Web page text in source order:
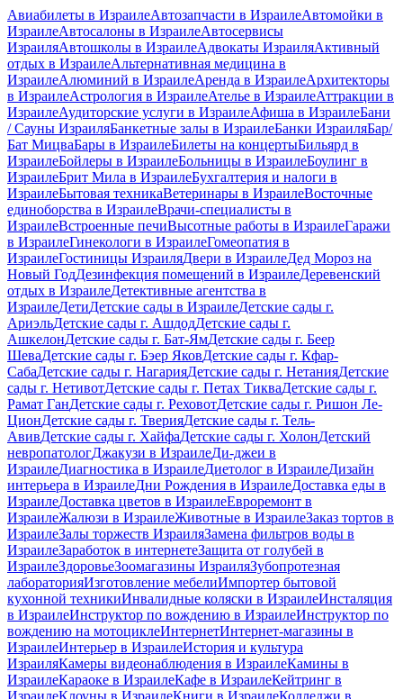
Авиабилеты в ИзраилеАвтозапчасти в ИзраилеАвтомойки в
ИзраилеАвтосалоны в ИзраилеАвтосервисы
ИзраиляАвтошколы в ИзраилеАдвокаты ИзраиляАктивный
отдых в ИзраилеАльтернативная медицина в
ИзраилеАлюминий в ИзраилеАренда в ИзраилеАрхитекторы
в ИзраилеАстрология в ИзраилеАтелье в ИзраилеАттракции в
ИзраилеАудиторские услуги в ИзраилеАфиша в ИзраилеБани
/ Сауны ИзраиляБанкетные залы в ИзраилеБанки ИзраиляБар/
Бат МицваБары в ИзраилеБилеты на концертыБильярд в
ИзраилеБойлеры в ИзраилеБольницы в ИзраилеБоулинг в
ИзраилеБрит Мила в ИзраилеБухгалтерия и налоги в
ИзраилеБытовая техникаВетеринары в ИзраилеВосточные
единоборства в ИзраилеВрачи-специалисты в
ИзраилеВстроенные печиВысотные работы в ИзраилеГаражи
в ИзраилеГинекологи в ИзраилеГомеопатия в
ИзраилеГостиницы ИзраиляДвери в ИзраилеДед Мороз на
Новый ГодДезинфекция помещений в ИзраилеДеревенский
отдых в ИзраилеДетективные агентства в
ИзраилеДетиДетские сады в ИзраилеДетские сады г.
АриэльДетские сады г. АшдодДетские сады г.
АшкелонДетские сады г. Бат-ЯмДетские сады г. Беер
ШеваДетские сады г. Бэер ЯковДетские сады г. Кфар-
СабаДетские сады г. НагарияДетские сады г. НетанияДетские
сады г. НетивотДетские сады г. Петах ТикваДетские сады г.
Рамат ГанДетские сады г. РеховотДетские сады г. Ришон Ле-
ЦионДетские сады г. ТверияДетские сады г. Тель-
АвивДетские сады г. ХайфаДетские сады г. ХолонДетский
невропатологДжакузи в ИзраилеДи-джеи в
ИзраилеДиагностика в ИзраилеДиетолог в ИзраилеДизайн
интерьера в ИзраилеДни Рождения в ИзраилеДоставка еды в
ИзраилеДоставка цветов в ИзраилеЕвроремонт в
ИзраилеЖалюзи в ИзраилеЖивотные в ИзраилеЗаказ тортов в
ИзраилеЗалы торжеств ИзраиляЗамена фильтров воды в
ИзраилеЗаработок в интернетеЗащита от голубей в
ИзраилеЗдоровьеЗоомагазины ИзраиляЗубопротезная
лабораторияИзготовление мебелиИмпортер бытовой
кухонной техникиИнвалидные коляски в ИзраилеИнсталяция
в ИзраилеИнструктор по вождению в ИзраилеИнструктор по
вождению на мотоциклеИнтернетИнтернет-магазины в
ИзраилеИнтерьер в ИзраилеИстория и культура
ИзраиляКамеры видеонаблюдения в ИзраилеКамины в
ИзраилеКараоке в ИзраилеКафе в ИзраилеКейтринг в
ИзраилеКлоуны в ИзраилеКниги в ИзраилеКолледжи в